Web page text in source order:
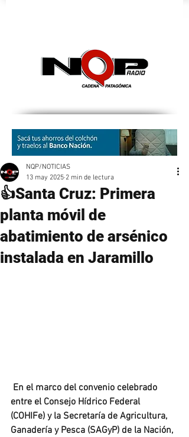
👍Santa Cruz: Primera
planta móvil de
abatimiento de arsénico
instalada en Jaramillo
NQP/NOTICIAS
13 may 2025 2 min de lectura
En el marco del convenio celebrado
entre el Consejo Hídrico Federal
(COHIFe) y la Secretaría de Agricultura,
Ganadería y Pesca (SAGyP) de la Nación,